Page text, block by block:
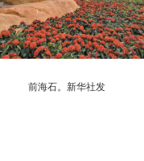
前海石。新华社发